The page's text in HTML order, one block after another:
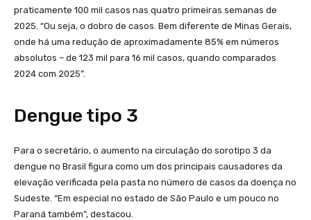
praticamente 100 mil casos nas quatro primeiras semanas de
2025. “Ou seja, o dobro de casos. Bem diferente de Minas Gerais,
onde há uma redução de aproximadamente 85% em números
absolutos – de 123 mil para 16 mil casos, quando comparados
2024 com 2025”.
Dengue tipo 3
Para o secretário, o aumento na circulação do sorotipo 3 da
dengue no Brasil figura como um dos principais causadores da
elevação verificada pela pasta no número de casos da doença no
Sudeste. “Em especial no estado de São Paulo e um pouco no
Paraná também”, destacou.